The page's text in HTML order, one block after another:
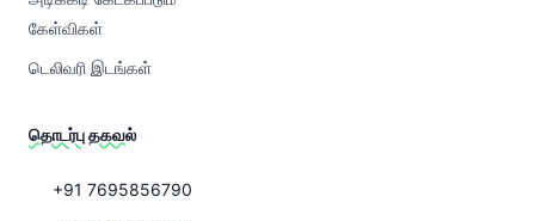
கேள்விகள்
டெலிவரி இடங்கள்
தொடர்பு தகவல்
+91 7695856790